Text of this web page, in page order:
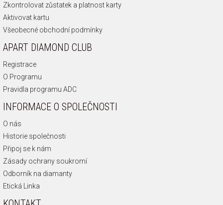
Zkontrolovat zůstatek a platnost karty
Aktivovat kartu
Všeobecné obchodní podmínky
APART DIAMOND CLUB
Registrace
O Programu
Pravidla programu ADC
INFORMACE O SPOLEČNOSTI
O nás
Historie společnosti
Připoj se k nám
Zásady ochrany soukromí
Odborník na diamanty
Etická Linka